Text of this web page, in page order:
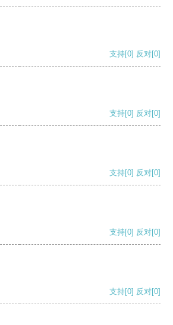
支持[0] 反对[0]
支持[0] 反对[0]
支持[0] 反对[0]
支持[0] 反对[0]
支持[0] 反对[0]